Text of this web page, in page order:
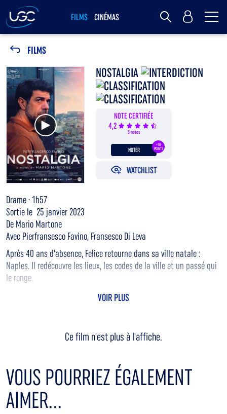
FILMS CINÉMAS MY UGC
FILMS
Voir la bande annonce
NOSTALGIA
NOTE CERTIFIÉE
4,2
5 notes
+10
POINTS
NOTER
WATCHLIST
Drame · 1h57
Sortie le 25 janvier 2023
De Mario Martone
Avec Pierfransesco Favino, Fransesco Di Leva
Après 40 ans d'absence, Felice retourne dans sa ville natale :
Naples. Il redécouvre les lieux, les codes de la ville et un passé qui
le ronge.
VOIR PLUS
Ce film n'est plus à l'affiche.
VOUS POURRIEZ ÉGALEMENT
AIMER...